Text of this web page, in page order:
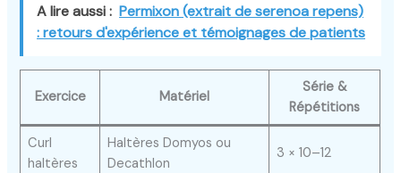
A lire aussi : Permixon (extrait de serenoa repens)
: retours d'expérience et témoignages de patients
Exercice Matériel
Série &
Répétitions
Curl
haltères
Haltères Domyos ou
Decathlon
3 × 10–12